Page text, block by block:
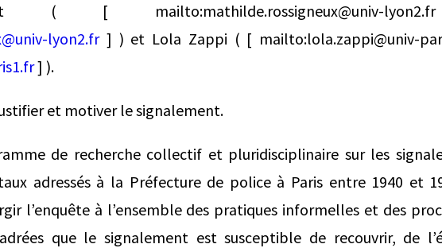
( [ mailto:mathilde.rossigneux@univ-
lyon2.fr] ) et Lola Zappi ( [ mailto:lola.zappi@univ-
] ).
et motiver le signalement.
de recherche collectif et pluridisciplinaire sur les
adressés à la Préfecture de police à Paris entre 1940 et
l’enquête à l’ensemble des pratiques informelles et des
que le signalement est susceptible de recouvrir, de